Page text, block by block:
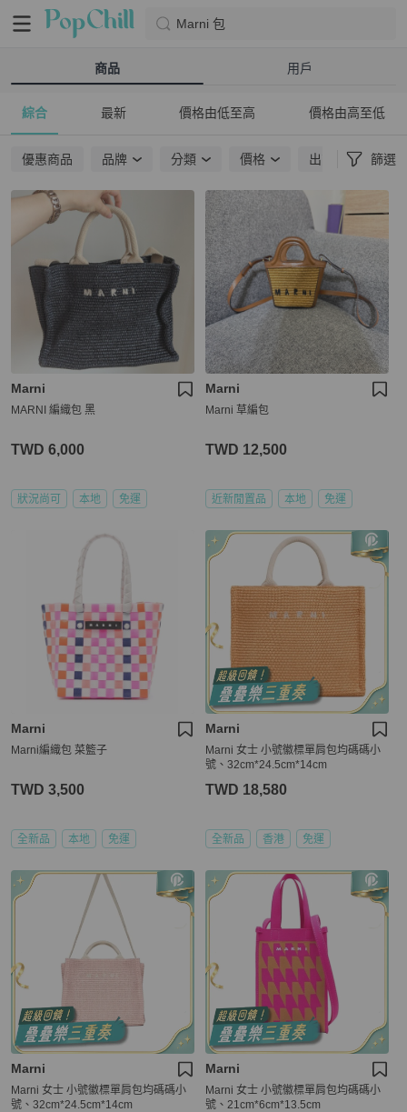
Marni 包
商品 用戶
綜合 最新 價格由低至高 價格由高至低
優惠商品 品牌 分類 價格 出貨地點 篩選
Marni
MARNI 編織包 黑
TWD 6,000
狀況尚可 本地 免運
Marni
Marni 草編包
TWD 12,500
近新閒置品 本地 免運
Marni
Marni編織包 菜籃子
TWD 3,500
全新品 本地 免運
Marni
Marni 女士 小號徽標單肩包均碼碼小
號、32cm*24.5cm*14cm
TWD 18,580
全新品 香港 免運
Marni
Marni 女士 小號徽標單肩包均碼碼小
號、32cm*24.5cm*14cm
Marni
Marni 女士 小號徽標單肩包均碼碼小
號、21cm*6cm*13.5cm